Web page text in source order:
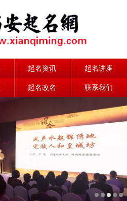
起名资讯 起名讲座
起名改名 联系我们